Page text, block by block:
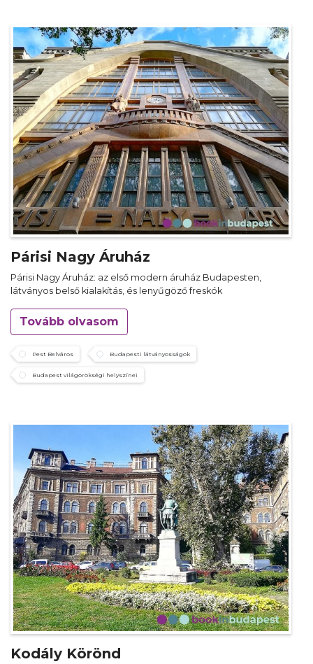
Párisi Nagy Áruház
Párisi Nagy Áruház: az első modern áruház Budapesten,
látványos belső kialakítás, és lenyűgöző freskók
Tovább olvasom
Pest Belváros Budapesti látványosságok
Budapest világörökségi helyszínei
Kodály Körönd